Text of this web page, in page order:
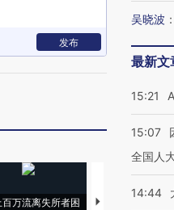
发布
万流离失所者困
视线｜HYROX的
吴晓波 ：
最新文
15:21
15:07
全国人
14:44